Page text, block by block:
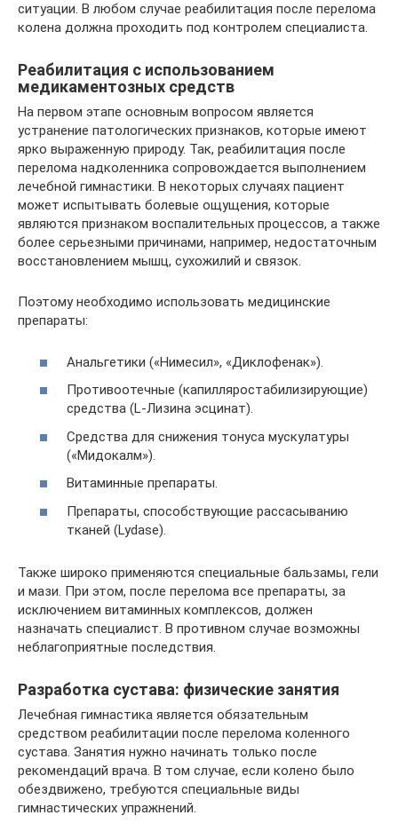
ситуации. В любом случае реабилитация после перелома
колена должна проходить под контролем специалиста.
Реабилитация с использованием
медикаментозных средств
На первом этапе основным вопросом является
устранение патологических признаков, которые имеют
ярко выраженную природу. Так, реабилитация после
перелома надколенника сопровождается выполнением
лечебной гимнастики. В некоторых случаях пациент
может испытывать болевые ощущения, которые
являются признаком воспалительных процессов, а также
более серьезными причинами, например, недостаточным
восстановлением мышц, сухожилий и связок.
Поэтому необходимо использовать медицинские
препараты:
Анальгетики («Нимесил», «Диклофенак»).
Противоотечные (капилляростабилизирующие)
средства (L-Лизина эсцинат).
Средства для снижения тонуса мускулатуры
(«Мидокалм»).
Витаминные препараты.
Препараты, способствующие рассасыванию
тканей (Lydase).
Также широко применяются специальные бальзамы, гели
и мази. При этом, после перелома все препараты, за
исключением витаминных комплексов, должен
назначать специалист. В противном случае возможны
неблагоприятные последствия.
Разработка сустава: физические занятия
Лечебная гимнастика является обязательным
средством реабилитации после перелома коленного
сустава. Занятия нужно начинать только после
рекомендаций врача. В том случае, если колено было
обездвижено, требуются специальные виды
гимнастических упражнений.